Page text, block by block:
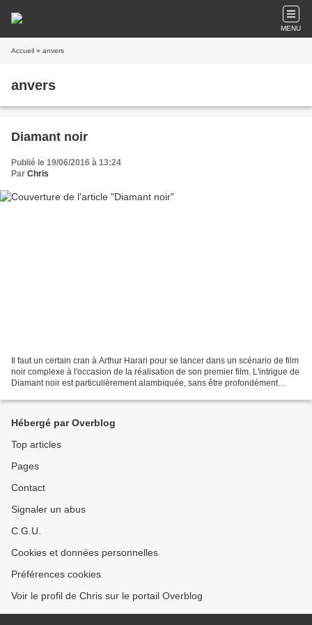
MENU
Accueil » anvers
anvers
Diamant noir
Publié le 19/06/2016 à 13:24
Par Chris
Il faut un certain cran à Arthur Harari pour se lancer dans un scénario de film
noir complexe à l'occasion de la réalisation de son premier film. L'intrigue de
Diamant noir est particulièrement alambiquée, sans être profondément
Hébergé par Overblog
Top articles
Pages
Contact
Signaler un abus
C.G.U.
Cookies et données personnelles
Préférences cookies
Voir le profil de Chris sur le portail Overblog